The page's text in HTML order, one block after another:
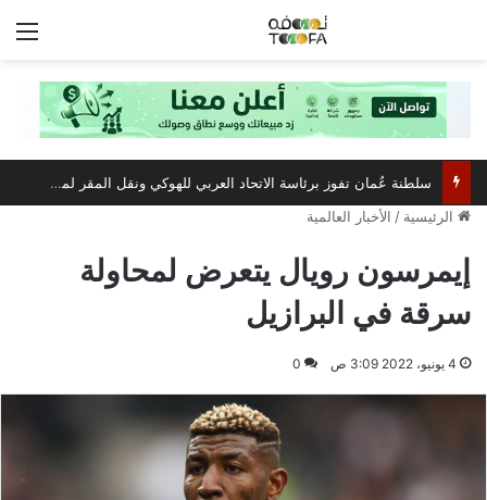
سلطنة عُمان تفوز برئاسة الاتحاد العربي للهوكي ونقل المقر لمسقط
الرئيسية / الأخبار العالمية
إيمرسون رويال يتعرض لمحاولة
سرقة في البرازيل
4 يونيو، 2022 3:09 ص 0